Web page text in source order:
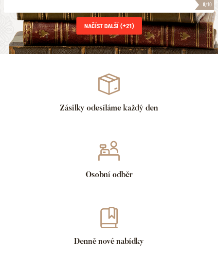
8/10
NAČÍST DALŠÍ (+21)
Zásilky odesíláme každý den
Osobní odběr
Denně nové nabídky